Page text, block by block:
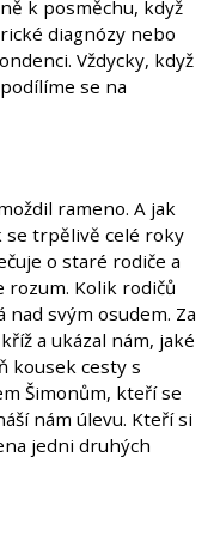
k posměchu, když
diagnózy nebo
Vždycky, když
se na
rameno. A jak
se trpělivě celé roky
o staré rodiče a
rozum. Kolik rodičů
svým osudem. Za
a ukázal nám, jaké
kousek cesty s
Šimonům, kteří se
nám úlevu. Kteří si
jedni druhých